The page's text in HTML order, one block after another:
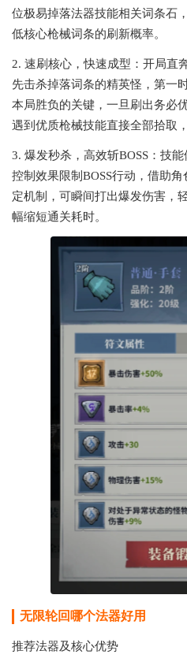
位极易掉落法器技能相关词条石
低核心枪械词条的刷新概率。
2. 速刷核心，快速成型：开局直
先击杀掉落词条的精英怪，第一
本局胜负的关键，一旦刷出务必
遇到优质枪械技能直接全部拾取
3. 爆发秒杀，高效斩BOSS：技
控制效果限制BOSS行动，借助角
定机制，可瞬间打出爆发伤害，
幅缩短通关耗时。
无限轮回哪个法器好用
推荐法器及核心优势